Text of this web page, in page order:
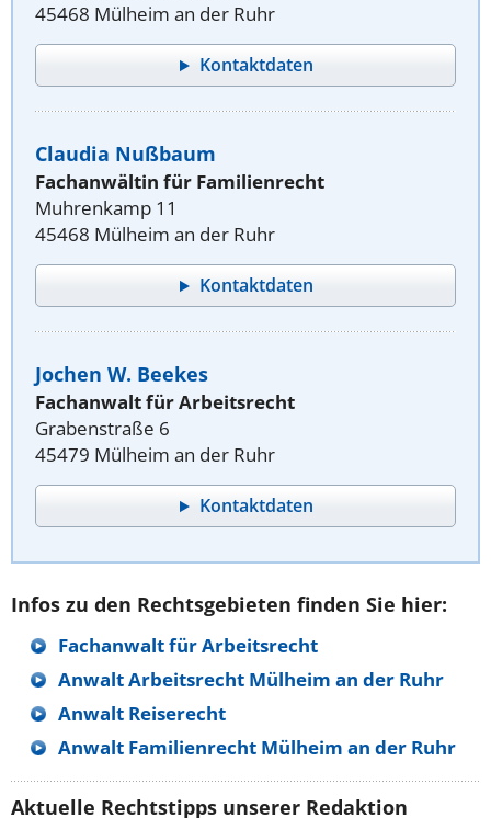
45468 Mülheim an der Ruhr
Kontaktdaten
Claudia Nußbaum
Fachanwältin für Familienrecht
Muhrenkamp 11
45468 Mülheim an der Ruhr
Kontaktdaten
Jochen W. Beekes
Fachanwalt für Arbeitsrecht
Grabenstraße 6
45479 Mülheim an der Ruhr
Kontaktdaten
Infos zu den Rechtsgebieten finden Sie hier:
Fachanwalt für Arbeitsrecht
Anwalt Arbeitsrecht Mülheim an der Ruhr
Anwalt Reiserecht
Anwalt Familienrecht Mülheim an der Ruhr
Aktuelle Rechtstipps unserer Redaktion